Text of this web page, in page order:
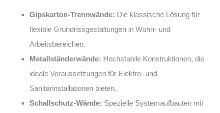
Gipskarton-Trennwände: Die klassische Lösung für
flexible Grundrissgestaltungen in Wohn- und
Arbeitsbereichen.
Metallständerwände: Hochstabile Konstruktionen, die
ideale Voraussetzungen für Elektro- und
Sanitärinstallationen bieten.
Schallschutz-Wände: Spezielle Systemaufbauten mit